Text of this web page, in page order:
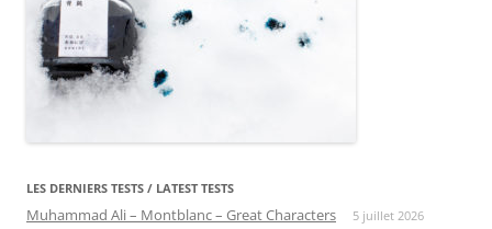
LES DERNIERS TESTS / LATEST TESTS
Muhammad Ali – Montblanc – Great Characters 5 juillet 2026